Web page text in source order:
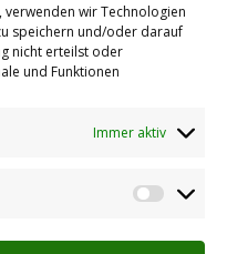
wir Technologien
speichern und/oder darauf
nicht erteilst oder
und Funktionen
Immer aktiv
2025